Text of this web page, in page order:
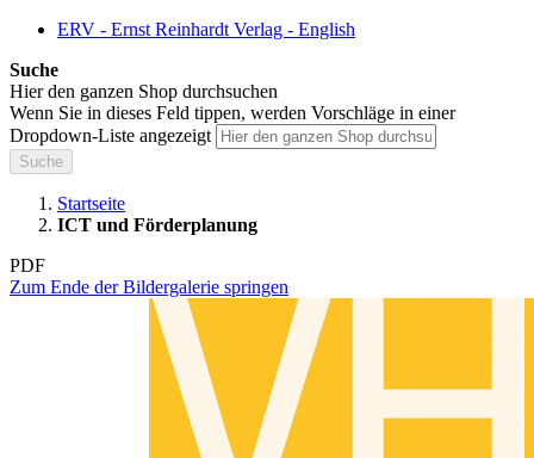
ERV - Ernst Reinhardt Verlag - English
Suche
Hier den ganzen Shop durchsuchen
Wenn Sie in dieses Feld tippen, werden Vorschläge in einer
Dropdown-Liste angezeigt
Suche
Startseite
ICT und Förderplanung
PDF
Zum Ende der Bildergalerie springen